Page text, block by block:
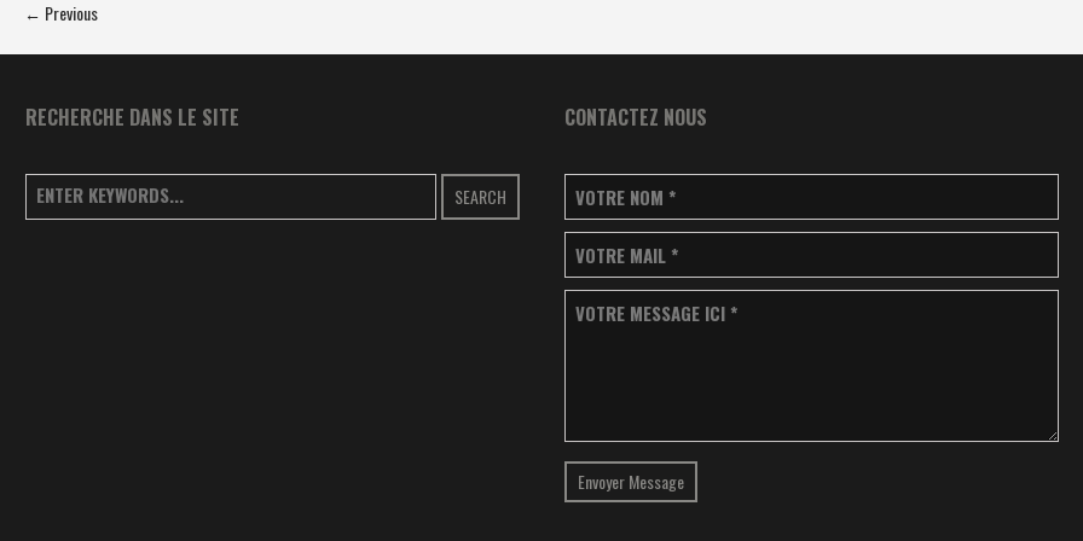
← Previous
RECHERCHE DANS LE SITE
SEARCH
CONTACTEZ NOUS
VOTRE NOM *
VOTRE MAIL *
VOTRE MESSAGE ICI *
Envoyer Message